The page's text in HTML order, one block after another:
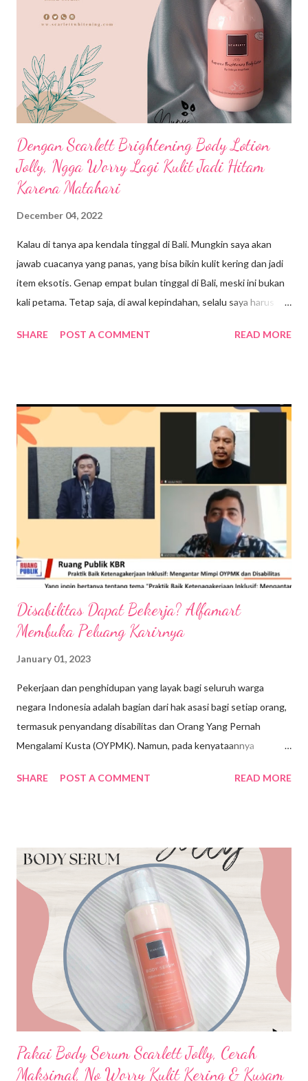
Dengan Scarlett Brightening Body Lotion
Jolly, Ngga Worry Lagi Kulit Jadi Hitam
Karena Matahari
December 04, 2022
Kalau di tanya apa kendala tinggal di Bali. Mungkin saya akan
jawab cuacanya yang panas, yang bisa bikin kulit kering dan jadi
item eksotis. Genap empat bulan tinggal di Bali, meski ini bukan
kali petama. Tetap saja, di awal kepindahan, selalu saya harus
tinggal di Ubud yang suasana dan cuacanya masih terasa sejuk.
pindah ke Bali, hal penting yang menjadi perhatian saya adalah
kesehatan kulit. Ya itu tadi, alasan karena cuaca di Bali yang
puanasnya pol. Sementara kalau lagi musim penghujan, di Ubud
udaranya cukup dingin banget. Cuaca hot & cold, worry banget
ke kondisi kulit saya jadi terasa kering, kusam dan juga cepat
hitam. Jadi, andalan saya supaya kesehatan kulit bisa tetap
terjaga, caranya ya mau tidak mau harus rutin pakai body loti...
SHARE POST A COMMENT READ MORE
Disabilitas Dapat Bekerja? Alfamart
Membuka Peluang Karirnya
January 01, 2023
Pekerjaan dan penghidupan yang layak bagi seluruh warga
negara Indonesia adalah bagian dari hak asasi bagi setiap orang,
termasuk penyandang disabilitas dan Orang Yang Pernah
Mengalami Kusta (OYPMK). Namun, pada kenyataannya
yang setara dalam mengakses pekerjaan. Permasalahannya
penyandang disabilitas dengan masyarakat non disabilitas untuk
mendapatkan pekerjaan. Padahal berbicara mengenai
aksesibilitas dan kesetaraan peluang bagi penyandang
disabilitas dan OYPMK untuk mendapatkan pekerjaan sudah di
atur di dalam UU No. 8 Thaun 2016 yang menyebutkan bahwa
setiap perusahaan wajib memperkerjakan paling sedikit 2%
penyandang disabilitas dari jumlah pegawai atau pekerja. Meski
s ejak lahirnya UU tersebut ada perubahan positif di bidang
ketenagakerjaan...
SHARE POST A COMMENT READ MORE
Pakai Body Serum Scarlett Jolly, Cerah
Maksimal, No Worry Kulit Kering & Kusam